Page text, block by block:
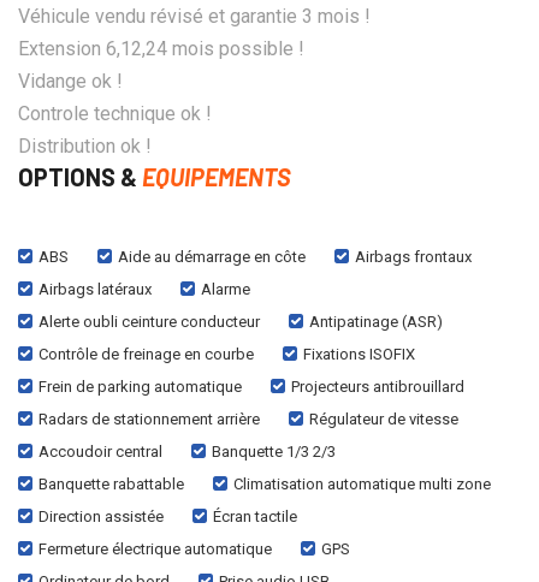
Véhicule vendu révisé et garantie 3 mois !
Extension 6,12,24 mois possible !
Vidange ok !
Controle technique ok !
Distribution ok !
OPTIONS & EQUIPEMENTS
ABS Aide au démarrage en côte
Airbags frontaux
Airbags latéraux
Alarme
Alerte oubli ceinture conducteur
Antipatinage (ASR)
Contrôle de freinage en courbe
Fixations ISOFIX
Frein de parking automatique
Projecteurs antibrouillard
Radars de stationnement arrière
Régulateur de vitesse
Accoudoir central
Banquette 1/3 2/3
Banquette rabattable
Climatisation automatique multi zone
Direction assistée
Écran tactile
Fermeture électrique automatique
GPS